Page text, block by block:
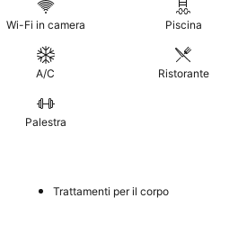
Wi-Fi in camera Piscina
A/C Ristorante
Palestra
Trattamenti per il corpo